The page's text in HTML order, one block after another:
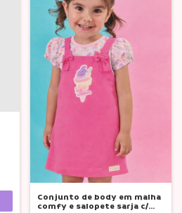
Conjunto de body em malha
comfy e salopete sarja c/